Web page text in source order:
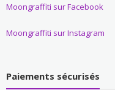
Moongraffiti sur Facebook
Moongraffiti sur Instagram
Paiements sécurisés